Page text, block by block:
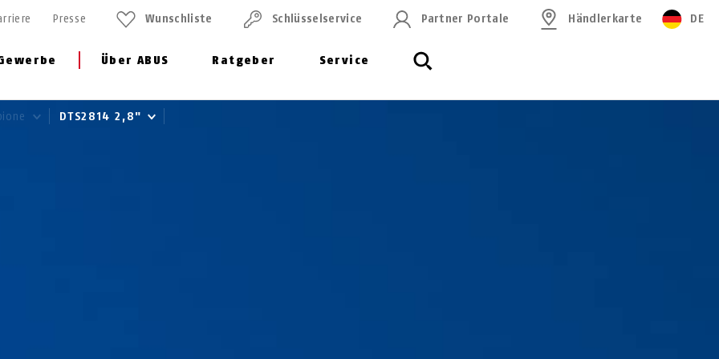
Über ABUS Ratgeber Service
Presse Wunschliste Schlüssel­service Partner Portale Händlerkarte DE
DTS2814 2,8"